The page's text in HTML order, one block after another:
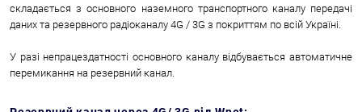
складається з основного наземного транспортного каналу передачі
даних та резервного радіоканалу 4G / 3G з покриттям по всій Україні.
У разі непрацездатності основного каналу відбувається автоматичне
перемикання на резервний канал.